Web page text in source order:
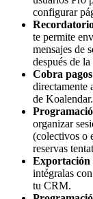
configurar
te permite
mensajes de
después de la
Cobra
directamente
de Koalendar.
organizar
(colectivos o
reservas
Exportación
intégralas
tu CRM.